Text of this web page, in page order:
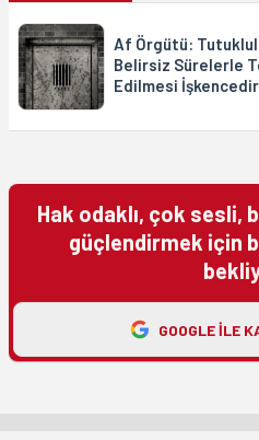
Af Örgütü:
Belirsiz Sürelerle
Edilmesi İşkencedir
Hak odaklı, çok sesli,
güçlendirmek için
GOOGLE ILE